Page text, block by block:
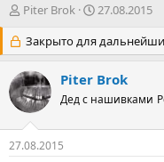
А
т
о
р
т
е
м
Piter Brok
Д
т
а
н
а
ч
а
27.08.2015
Закрыто для
Piter Brok
Дед с нашивками
27.08.2015